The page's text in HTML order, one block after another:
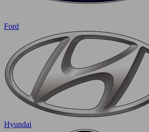
Ford
Hyundai